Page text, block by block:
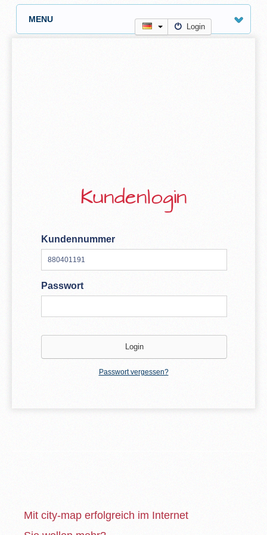
MENU
Login
Kundenlogin
Kundennummer
Passwort
Passwort vergessen?
Mit city-map erfolgreich im Internet